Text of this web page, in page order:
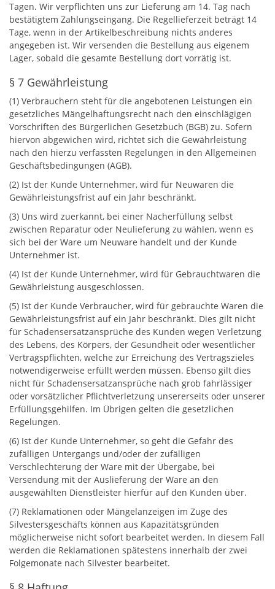
Tagen. Wir verpflichten uns zur Lieferung am 14. Tag nach
bestätigtem Zahlungseingang. Die Regellieferzeit beträgt 14
Tage, wenn in der Artikelbeschreibung nichts anderes
angegeben ist. Wir versenden die Bestellung aus eigenem
Lager, sobald die gesamte Bestellung dort vorrätig ist.
§ 7 Gewährleistung
(1) Verbrauchern steht für die angebotenen Leistungen ein
gesetzliches Mängelhaftungsrecht nach den einschlägigen
Vorschriften des Bürgerlichen Gesetzbuch (BGB) zu. Sofern
hiervon abgewichen wird, richtet sich die Gewährleistung
nach den hierzu verfassten Regelungen in den Allgemeinen
Geschäftsbedingungen (AGB).
(2) Ist der Kunde Unternehmer, wird für Neuwaren die
Gewährleistungsfrist auf ein Jahr beschränkt.
(3) Uns wird zuerkannt, bei einer Nacherfüllung selbst
zwischen Reparatur oder Neulieferung zu wählen, wenn es
sich bei der Ware um Neuware handelt und der Kunde
Unternehmer ist.
(4) Ist der Kunde Unternehmer, wird für Gebrauchtwaren die
Gewährleistung ausgeschlossen.
(5) Ist der Kunde Verbraucher, wird für gebrauchte Waren die
Gewährleistungsfrist auf ein Jahr beschränkt. Dies gilt nicht
für Schadensersatzansprüche des Kunden wegen Verletzung
des Lebens, des Körpers, der Gesundheit oder wesentlicher
Vertragspflichten, welche zur Erreichung des Vertragszieles
notwendigerweise erfüllt werden müssen. Ebenso gilt dies
nicht für Schadensersatzansprüche nach grob fahrlässiger
oder vorsätzlicher Pflichtverletzung unsererseits oder unserer
Erfüllungsgehilfen. Im Übrigen gelten die gesetzlichen
Regelungen.
(6) Ist der Kunde Unternehmer, so geht die Gefahr des
zufälligen Untergangs und/oder der zufälligen
Verschlechterung der Ware mit der Übergabe, bei
Versendung mit der Auslieferung der Ware an den
ausgewählten Dienstleister hierfür auf den Kunden über.
(7) Reklamationen oder Mängelanzeigen im Zuge des
Silvestersgeschäfts können aus Kapazitätsgründen
möglicherweise nicht sofort bearbeitet werden. In diesem Fall
werden die Reklamationen spätestens innerhalb der zwei
Folgemonate nach Silvester bearbeitet.